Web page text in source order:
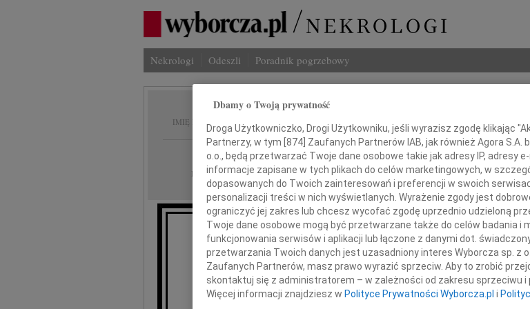
Nekrologi Odeszli Poradnik pogrzebowy
IMIĘ I NAZWISKO: Maciej Sarnacki
REGION: Bydgoszcz
DATA EMISJI: 15.06.2009
"Odszedłeś tak wcześnie, że ani uwierzyć, ani się pogodzić"
Z głębokim żalem zawiadamiam, że dnia 11 czerwca 2009 roku
Dbamy o Twoją prywatność
Droga Użytkowniczko, Drogi Użytkowniku, jeśli wyrazisz zgodę klikając
Partnerzy, w tym [ 874 ] Zaufanych Partnerów IAB, jak również Agora
o.o., będą przetwarzać Twoje dane osobowe takie jak adresy IP, adresy
informacje zapisane w tych plikach do celów marketingowych, w
dopasowanych do Twoich zainteresowań i preferencji w swoich
personalizacji treści w nich wyświetlanych. Wyrażenie zgody jest
ograniczyć jej zakres lub chcesz wycofać zgodę uprzednio udzieloną
Twoje dane osobowe mogą być przetwarzane także do celów badania i
funkcjonowania serwisów i aplikacji lub łączone z danymi dot.
przetwarzania Twoich danych jest uzasadniony interes Wyborcza sp. z
Zaufanych Partnerów, masz prawo wyrazić sprzeciw. Aby to zrobić
skontaktuj się z administratorem – w zależności od zakresu sprzeciwu i
Więcej informacji znajdziesz w Polityce Prywatności Wyborcza.pl i